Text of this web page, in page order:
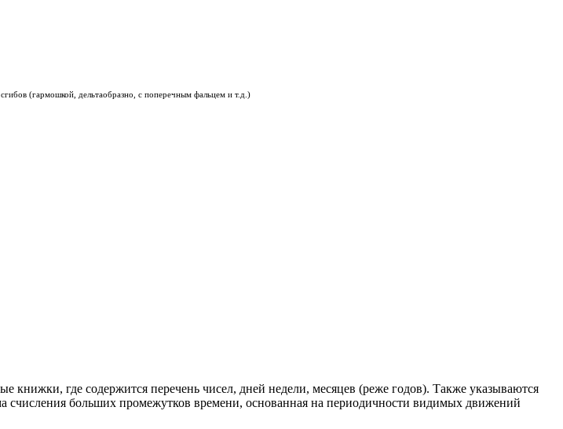
(гармошкой, дельтаобразно, с поперечным фальцем и т.д.)
где содержится перечень чисел, дней недели, месяцев (реже годов). Также указываются
счисления больших промежутков времени, основанная на периодичности видимых движений